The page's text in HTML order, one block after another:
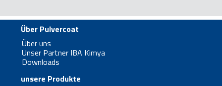
Über Pulvercoat
Über uns
Unser Partner IBA Kimya
Downloads
unsere Produkte